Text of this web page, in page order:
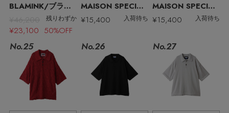
BLAMINK/ブラミンク
¥46,200
残りわずか
¥23,100 50%OFF
MAISON SPECIAL/メゾンスペシャル
¥15,400
入荷待ち
MAISON SPECIAL/メゾンスペシャル
¥15,400
入荷待ち
No.25 No.26 No.27